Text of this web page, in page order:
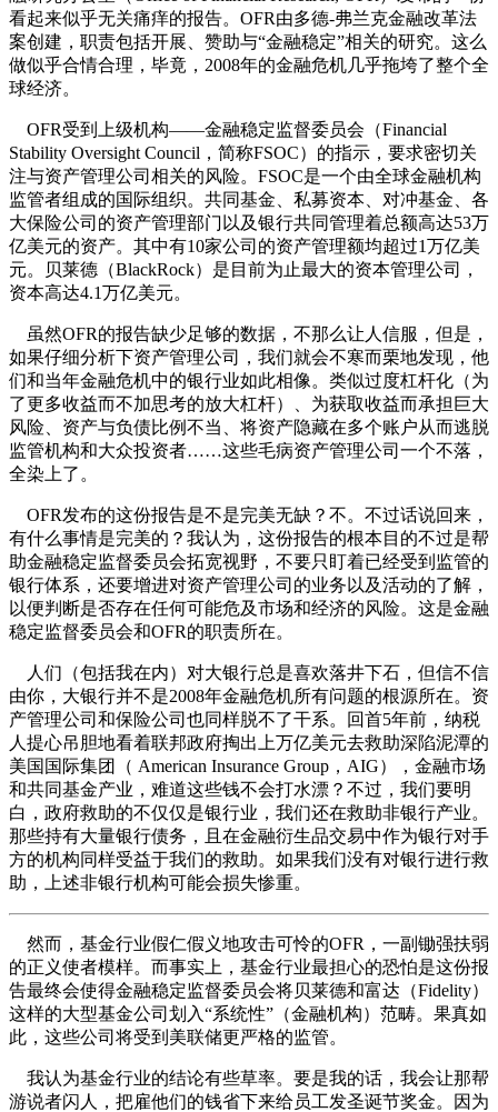
看起来似乎无关痛痒的报告。OFR由多德-弗兰克金融改革法
案创建，职责包括开展、赞助与“金融稳定”相关的研究。这么
做似乎合情合理，毕竟，2008年的金融危机几乎拖垮了整个全
球经济。
OFR受到上级机构——金融稳定监督委员会（Financial
Stability Oversight Council，简称FSOC）的指示，要求密切关
注与资产管理公司相关的风险。FSOC是一个由全球金融机构
监管者组成的国际组织。共同基金、私募资本、对冲基金、各
大保险公司的资产管理部门以及银行共同管理着总额高达53万
亿美元的资产。其中有10家公司的资产管理额均超过1万亿美
元。贝莱德（BlackRock）是目前为止最大的资本管理公司，
资本高达4.1万亿美元。
虽然OFR的报告缺少足够的数据，不那么让人信服，但是，
如果仔细分析下资产管理公司，我们就会不寒而栗地发现，他
们和当年金融危机中的银行业如此相像。类似过度杠杆化（为
了更多收益而不加思考的放大杠杆）、为获取收益而承担巨大
风险、资产与负债比例不当、将资产隐藏在多个账户从而逃脱
监管机构和大众投资者……这些毛病资产管理公司一个不落，
全染上了。
OFR发布的这份报告是不是完美无缺？不。不过话说回来，
有什么事情是完美的？我认为，这份报告的根本目的不过是帮
助金融稳定监督委员会拓宽视野，不要只盯着已经受到监管的
银行体系，还要增进对资产管理公司的业务以及活动的了解，
以便判断是否存在任何可能危及市场和经济的风险。这是金融
稳定监督委员会和OFR的职责所在。
人们（包括我在内）对大银行总是喜欢落井下石，但信不信
由你，大银行并不是2008年金融危机所有问题的根源所在。资
产管理公司和保险公司也同样脱不了干系。回首5年前，纳税
人提心吊胆地看着联邦政府掏出上万亿美元去救助深陷泥潭的
美国国际集团（ American Insurance Group，AIG），金融市场
和共同基金产业，难道这些钱不会打水漂？不过，我们要明
白，政府救助的不仅仅是银行业，我们还在救助非银行产业。
那些持有大量银行债务，且在金融衍生品交易中作为银行对手
方的机构同样受益于我们的救助。如果我们没有对银行进行救
助，上述非银行机构可能会损失惨重。
然而，基金行业假仁假义地攻击可怜的OFR，一副锄强扶弱
的正义使者模样。而事实上，基金行业最担心的恐怕是这份报
告最终会使得金融稳定监督委员会将贝莱德和富达（Fidelity）
这样的大型基金公司划入“系统性”（金融机构）范畴。果真如
此，这些公司将受到美联储更严格的监管。
我认为基金行业的结论有些草率。要是我的话，我会让那帮
游说者闪人，把雇他们的钱省下来给员工发圣诞节奖金。因为